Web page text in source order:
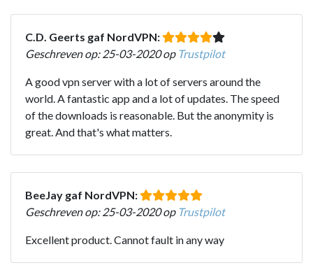
C.D. Geerts gaf NordVPN:
Geschreven op: 25-03-2020 op Trustpilot
A good vpn server with a lot of servers around the
world. A fantastic app and a lot of updates. The speed
of the downloads is reasonable. But the anonymity is
great. And that's what matters.
BeeJay gaf NordVPN:
Geschreven op: 25-03-2020 op Trustpilot
Excellent product. Cannot fault in any way